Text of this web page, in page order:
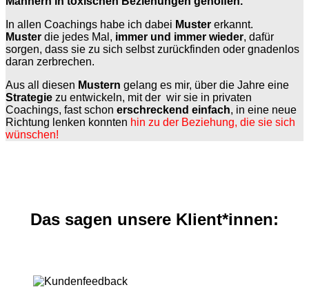
In allen Coachings habe ich dabei Muster erkannt.
Muster die jedes Mal, immer und immer wieder, dafür
sorgen, dass sie zu sich selbst zurückfinden oder gnadenlos
daran zerbrechen.
Aus all diesen Mustern gelang es mir, über die Jahre eine
Strategie zu entwickeln, mit der wir sie in privaten
Coachings, fast schon erschreckend einfach, in eine neue
Richtung lenken konnten hin zu der Beziehung, die sie sich
wünschen!
Das sagen unsere Klient*innen: